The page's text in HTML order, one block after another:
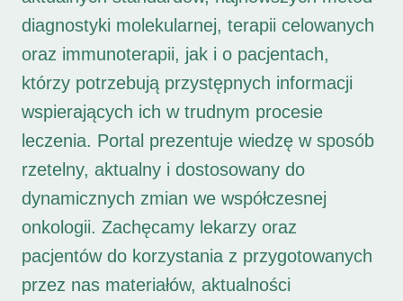
diagnostyki molekularnej, terapii celowanych
oraz immunoterapii, jak i o pacjentach,
którzy potrzebują przystępnych informacji
wspierających ich w trudnym procesie
leczenia. Portal prezentuje wiedzę w sposób
rzetelny, aktualny i dostosowany do
dynamicznych zmian we współczesnej
onkologii. Zachęcamy lekarzy oraz
pacjentów do korzystania z przygotowanych
przez nas materiałów, aktualności